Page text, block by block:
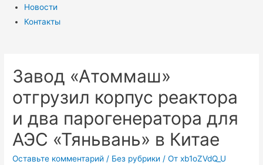
Новости
Контакты
Завод «Атоммаш»
отгрузил корпус реактора
и два парогенератора для
АЭС «Тяньвань» в Китае
Оставьте комментарий / Без рубрики / От xb1oZVdQ_U